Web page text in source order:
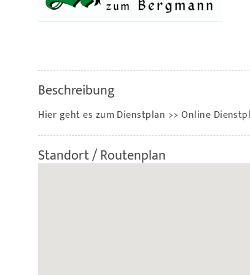
Beschreibung
Hier geht es zum Dienstplan >> Online
Standort / Routenplan